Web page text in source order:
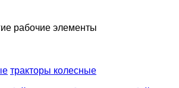
рабочие элементы
тракторы колесные